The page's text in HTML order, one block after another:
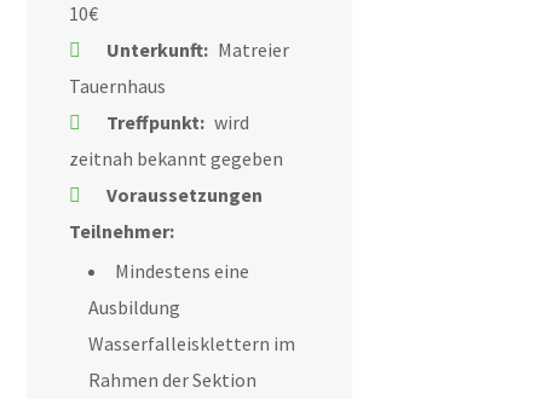
10€
Unterkunft: Matreier
Tauernhaus
Treffpunkt: wird
zeitnah bekannt gegeben
Voraussetzungen
Teilnehmer:
Mindestens eine
Ausbildung
Wasserfalleisklettern im
Rahmen der Sektion